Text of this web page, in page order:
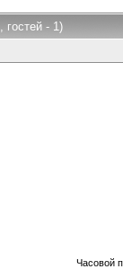
гостей - 1)
Часовой